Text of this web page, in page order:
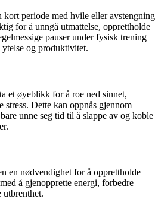
kort periode med hvile eller avstengning
for å unngå utmattelse, opprettholde
pauser under fysisk trening
og produktivitet.
et øyeblikk for å roe ned sinnet,
stress. Dette kan oppnås gjennom
unne seg tid til å slappe av og koble
en nødvendighet for å opprettholde
å gjenopprette energi, forbedre
utbrenthet.